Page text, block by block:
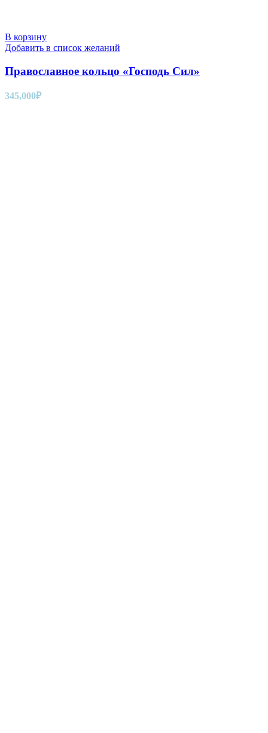
В корзину
Добавить в список желаний
Православное кольцо «Господь Сил»
345,000₽